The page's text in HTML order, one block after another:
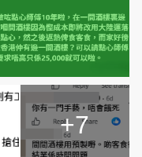
+7